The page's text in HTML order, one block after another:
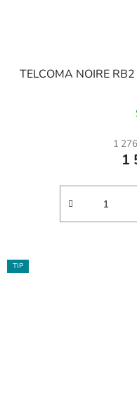
TELCOMA NOIRE
1
1
TIP